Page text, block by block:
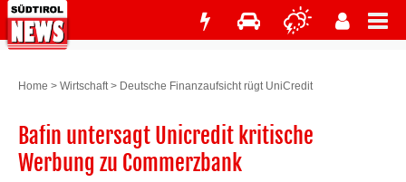
Home > Wirtschaft> Deutsche Finanzaufsicht rügt UniCredit
Bafin untersagt Unicredit kritische
Werbung zu Commerzbank